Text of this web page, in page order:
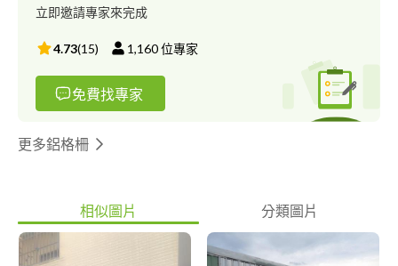
立即邀請專家來完成
4.73(15) 1,160位專家
免費找專家
更多鋁格柵
相似圖片 分類圖片